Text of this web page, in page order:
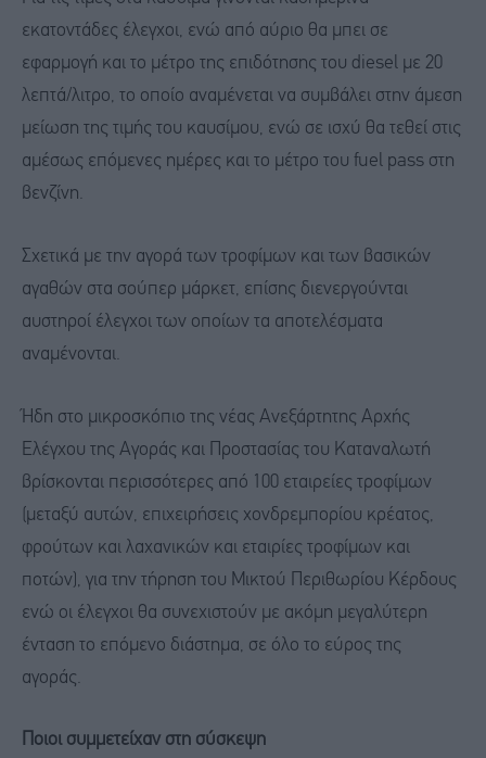
εκατοντάδες έλεγχοι, ενώ από αύριο θα μπει σε
εφαρμογή και το μέτρο της επιδότησης του diesel με 20
λεπτά/λιτρο, το οποίο αναμένεται να συμβάλει στην άμεση
μείωση της τιμής του καυσίμου, ενώ σε ισχύ θα τεθεί στις
αμέσως επόμενες ημέρες και το μέτρο του fuel pass στη
βενζίνη.
Σχετικά με την αγορά των τροφίμων και των βασικών
αγαθών στα σούπερ μάρκετ, επίσης διενεργούνται
αυστηροί έλεγχοι των οποίων τα αποτελέσματα
αναμένονται.
Ήδη στο μικροσκόπιο της νέας Ανεξάρτητης Αρχής
Ελέγχου της Αγοράς και Προστασίας του Καταναλωτή
βρίσκονται περισσότερες από 100 εταιρείες τροφίμων
(μεταξύ αυτών, επιχειρήσεις χονδρεμπορίου κρέατος,
φρούτων και λαχανικών και εταιρίες τροφίμων και
ποτών), για την τήρηση του Μικτού Περιθωρίου Κέρδους
ενώ οι έλεγχοι θα συνεχιστούν με ακόμη μεγαλύτερη
ένταση το επόμενο διάστημα, σε όλο το εύρος της
αγοράς.
Ποιοι συμμετείχαν στη σύσκεψη